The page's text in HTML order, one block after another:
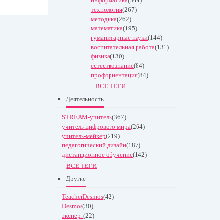
технология(267)
методика(262)
математика(195)
гуманитарные науки(144)
воспитательная работа(131)
физика(130)
естествознание(84)
профориентация(84)
ВСЕ ТЕГИ
Деятельность
STREAM-учитель(367)
учитель цифрового мира(264)
учитель-мейкер(219)
педагогический дизайн(187)
дистанционное обучение(142)
ВСЕ ТЕГИ
Другие
TeacherDesmos(42)
Desmos(30)
эксперт(22)